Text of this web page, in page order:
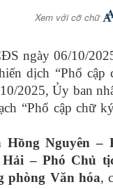
Xem với cỡ chữ
ngày 06/10/
dịch “Phổ cập
2025, Ủy ban
“Phổ cập chữ
Hồng Nguyên –
– Phó Chủ
phòng Văn hóa,